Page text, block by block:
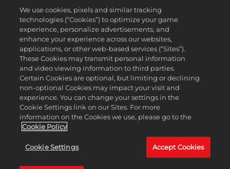
We use cookies, pixels and similar tracking
technologies (“Cookies”) to optimize your game
experience, personalize advertisements, and
enhance your experience across our websites,
applications, or other web-based services (“Sites”).
These Cookies may transmit personal information
and video viewing information to third parties.
Certain Cookies are optional, but limiting or declining
non-optional Cookies may impact your visit and
experience. You can change your settings in the
Cookie Settings link on our Sites. For more
information on the Cookies we use, please go to the
Cookie Policy
Cookie Settings Accept Cookies